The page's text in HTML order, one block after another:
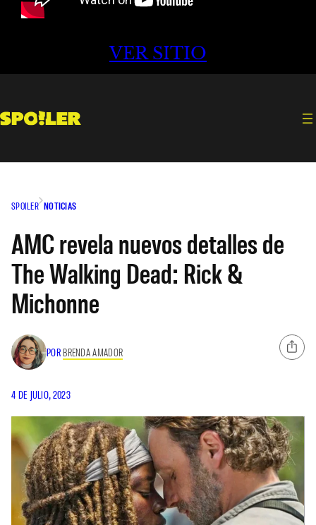
VER SITIO
SPOILER NOTICIAS
AMC revela nuevos detalles de
The Walking Dead: Rick &
Michonne
POR BRENDA AMADOR
4 DE JULIO, 2023